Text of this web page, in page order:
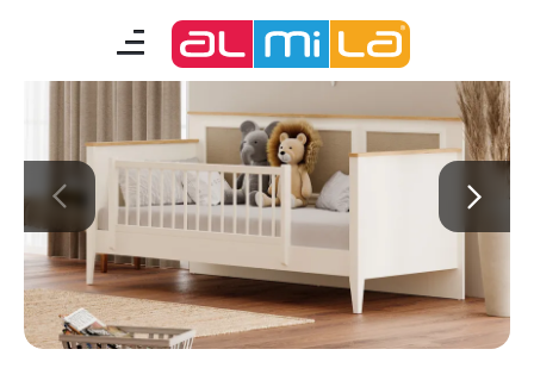
genç odası
çocuk/bebek odası akıllı mobilyalar
tamamlayıcılar